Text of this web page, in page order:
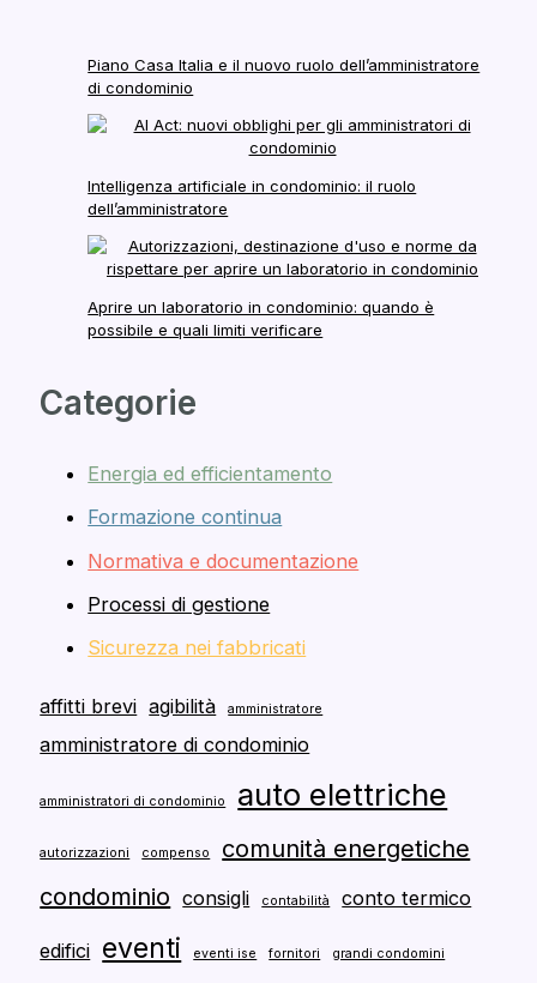
Piano Casa Italia e il nuovo ruolo dell’amministratore
di condominio
Intelligenza artificiale in condominio: il ruolo
dell’amministratore
Aprire un laboratorio in condominio: quando è
possibile e quali limiti verificare
Categorie
Energia ed efficientamento
Formazione continua
Normativa e documentazione
Processi di gestione
Sicurezza nei fabbricati
affitti brevi agibilità amministratore
amministratore di condominio
amministratori di condominio auto elettriche
autorizzazioni compenso
comunità energetiche
condominio consigli contabilità conto termico
edifici eventi eventi ise fornitori grandi condomini